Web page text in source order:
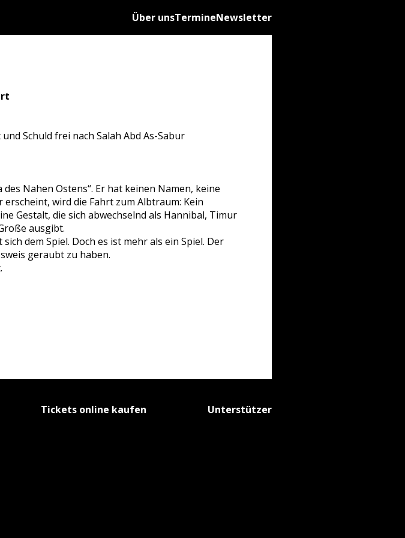
Über unsTermineNewsletter
Schuld frei nach Salah Abd As-Sabur
Nahen Ostens“. Er hat keinen Namen, keine
wird die Fahrt zum Albtraum: Kein
Gestalt, die sich abwechselnd als Hannibal, Timur
ausgibt.
dem Spiel. Doch es ist mehr als ein Spiel. Der
geraubt zu haben.
Tickets online kaufen Unterstützer